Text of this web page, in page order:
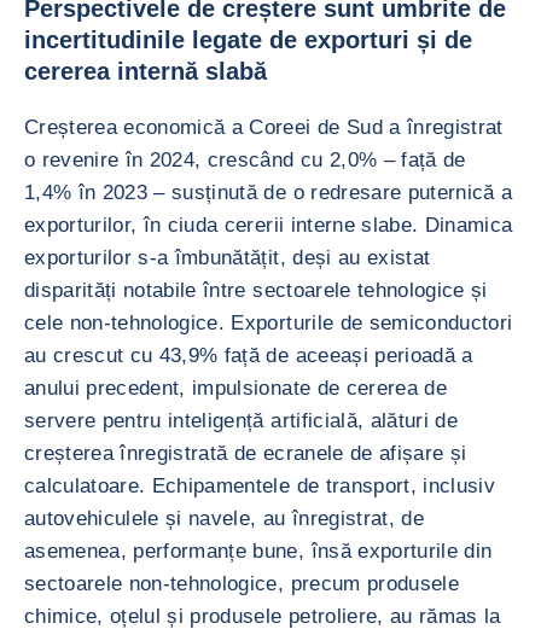
Perspectivele de creștere sunt umbrite de
incertitudinile legate de exporturi și de
cererea internă slabă
Creșterea economică a Coreei de Sud a înregistrat
o revenire în 2024, crescând cu 2,0% – față de
1,4% în 2023 – susținută de o redresare puternică a
exporturilor, în ciuda cererii interne slabe. Dinamica
exporturilor s-a îmbunătățit, deși au existat
disparități notabile între sectoarele tehnologice și
cele non-tehnologice. Exporturile de semiconductori
au crescut cu 43,9% față de aceeași perioadă a
anului precedent, impulsionate de cererea de
servere pentru inteligență artificială, alături de
creșterea înregistrată de ecranele de afișare și
calculatoare. Echipamentele de transport, inclusiv
autovehiculele și navele, au înregistrat, de
asemenea, performanțe bune, însă exporturile din
sectoarele non-tehnologice, precum produsele
chimice, oțelul și produsele petroliere, au rămas la